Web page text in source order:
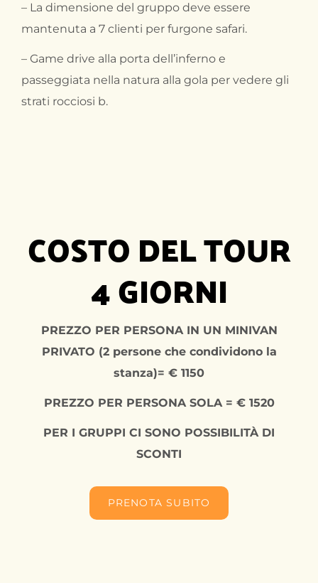
– La dimensione del gruppo deve essere
mantenuta a 7 clienti per furgone safari.
– Game drive alla porta dell’inferno e
passeggiata nella natura alla gola per vedere gli
strati rocciosi b.
COSTO DEL TOUR
4 GIORNI
PREZZO PER PERSONA IN UN MINIVAN
PRIVATO (2 persone che condividono la
stanza)= € 1150
PREZZO PER PERSONA SOLA = € 1520
PER I GRUPPI CI SONO POSSIBILITÀ DI
SCONTI
PRENOTA SUBITO